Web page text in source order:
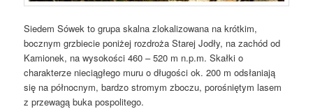
Siedem Sówek to grupa skalna zlokalizowana na krótkim,
bocznym grzbiecie poniżej rozdroża Starej Jodły, na zachód od
Kamionek, na wysokości 460 – 520 m n.p.m. Skałki o
charakterze nieciągłego muru o długości ok. 200 m odsłaniają
się na północnym, bardzo stromym zboczu, porośniętym lasem
z przewagą buka pospolitego.